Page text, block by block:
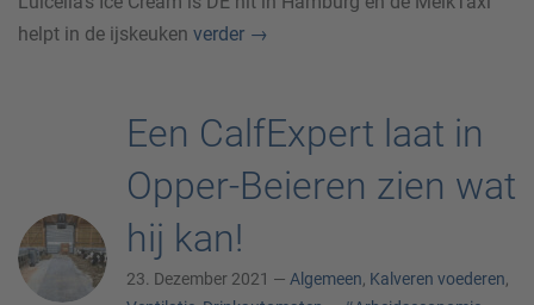
helpt in de ijskeuken verder →
Een CalfExpert laat in
Opper-Beieren zien wat
hij kan!
23. Dezember 2021 — Algemeen, Kalveren voederen,